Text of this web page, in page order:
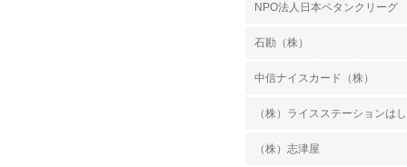
NPO法人日本ペタンクリーグ
石勘（株）
中信ナイスカード（株）
（株）ライスステーションは
（株）志津屋